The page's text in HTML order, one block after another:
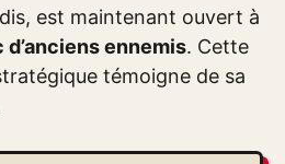
est maintenant ouvert à
ennemis. Cette
témoigne de sa